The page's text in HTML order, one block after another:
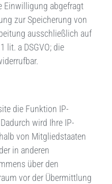
Einwilligung abgefragt
zur Speicherung von
ausschließlich auf
lit. a DSGVO; die
die Funktion IP-
wird Ihre IP-
von Mitgliedstaaten
in anderen
über den
vor der Übermittlung